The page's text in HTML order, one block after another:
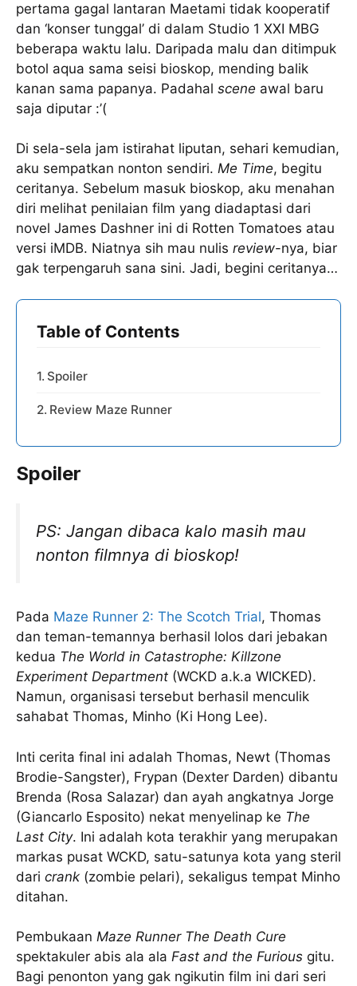
pertama gagal lantaran Maetami tidak kooperatif
dan ‘konser tunggal’ di dalam Studio 1 XXI MBG
beberapa waktu lalu. Daripada malu dan ditimpuk
botol aqua sama seisi bioskop, mending balik
kanan sama papanya. Padahal scene awal baru
saja diputar :’(
Di sela-sela jam istirahat liputan, sehari kemudian,
aku sempatkan nonton sendiri. Me Time, begitu
ceritanya. Sebelum masuk bioskop, aku menahan
diri melihat penilaian film yang diadaptasi dari
novel James Dashner ini di Rotten Tomatoes atau
versi iMDB. Niatnya sih mau nulis review-nya, biar
gak terpengaruh sana sini. Jadi, begini ceritanya…
Table of Contents
Spoiler
Review Maze Runner
Spoiler
PS: Jangan dibaca kalo masih mau
nonton filmnya di bioskop!
Pada Maze Runner 2: The Scotch Trial, Thomas
dan teman-temannya berhasil lolos dari jebakan
kedua The World in Catastrophe: Killzone
Experiment Department (WCKD a.k.a WICKED).
Namun, organisasi tersebut berhasil menculik
sahabat Thomas, Minho (Ki Hong Lee).
Inti cerita final ini adalah Thomas, Newt (Thomas
Brodie-Sangster), Frypan (Dexter Darden) dibantu
Brenda (Rosa Salazar) dan ayah angkatnya Jorge
(Giancarlo Esposito) nekat menyelinap ke The
Last City. Ini adalah kota terakhir yang merupakan
markas pusat WCKD, satu-satunya kota yang steril
dari crank (zombie pelari), sekaligus tempat Minho
ditahan.
Pembukaan Maze Runner The Death Cure
spektakuler abis ala ala Fast and the Furious gitu.
Bagi penonton yang gak ngikutin film ini dari seri